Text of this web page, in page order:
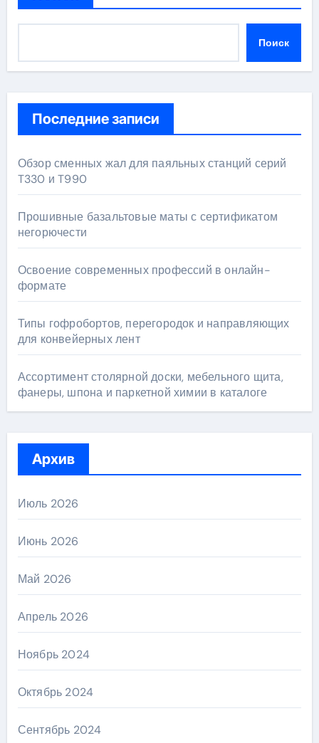
Поиск
Последние записи
Обзор сменных жал для паяльных станций серий
T330 и T990
Прошивные базальтовые маты с сертификатом
негорючести
Освоение современных профессий в онлайн-
формате
Типы гофробортов, перегородок и направляющих
для конвейерных лент
Ассортимент столярной доски, мебельного щита,
фанеры, шпона и паркетной химии в каталоге
Архив
Июль 2026
Июнь 2026
Май 2026
Апрель 2026
Ноябрь 2024
Октябрь 2024
Сентябрь 2024